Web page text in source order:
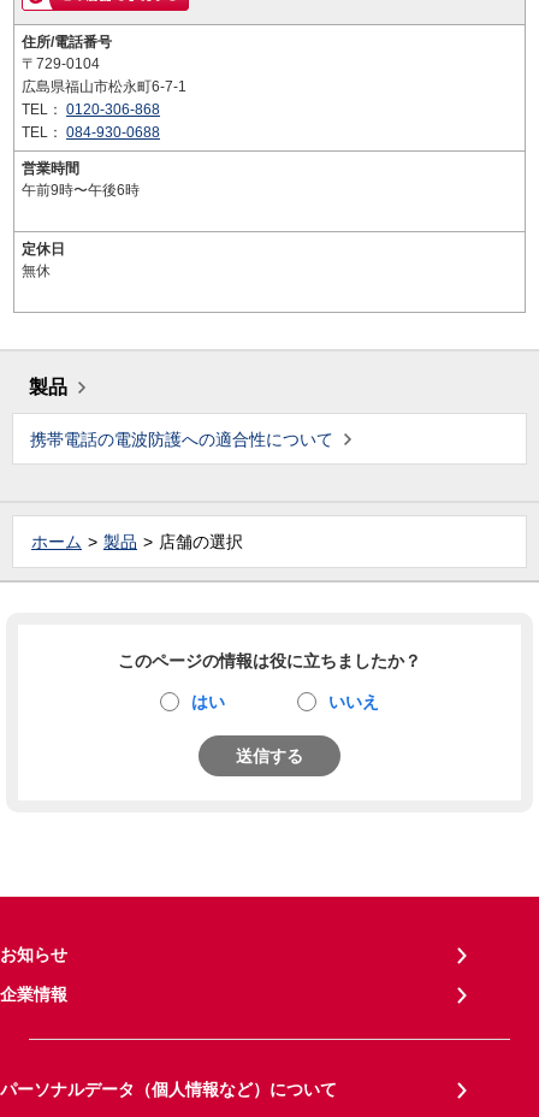
住所/電話番号
〒729-0104
広島県福山市松永町6-7-1
TEL： 0120-306-868
TEL： 084-930-0688
営業時間
午前9時〜午後6時
定休日
無休
製品
携帯電話の電波防護への適合性について
ホーム 製品 店舗の選択
このページの情報は役に立ちましたか？
はい いいえ
送信する
お知らせ
企業情報
パーソナルデータ（個人情報など）について